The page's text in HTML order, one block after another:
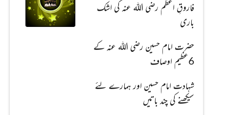
فاروقِ اعظم رضی اللہ عنہ کی اشک
باری
حضرت امام حسین رضی اللہ عنہ کے
6عظیم اوصاف
شہادت امام حسین اور ہمارے لئے
سیکھنے کی چند باتیں